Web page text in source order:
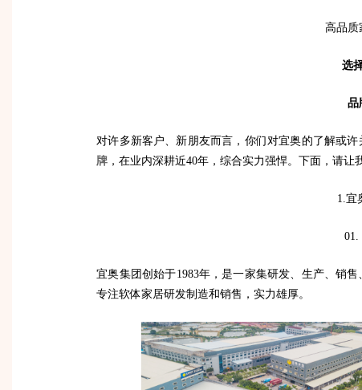
高品质
选
品
对许多新客户、新朋友而言，你们对宜奥的了解或
牌 ，在业内深耕近40年，综合实力强悍。下面，请让
1.宜
01.
宜奥集团创始于1983年，是一家集研发、生产、销
专注软体家居研发制造和销售，实力雄厚。